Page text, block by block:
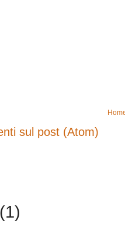
sul post (Atom)
(1)